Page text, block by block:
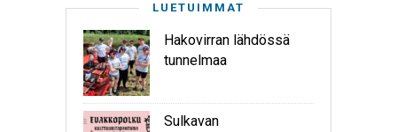
LUETUIMMAT
Hakovirran lähdössä
tunnelmaa
Sulkavan